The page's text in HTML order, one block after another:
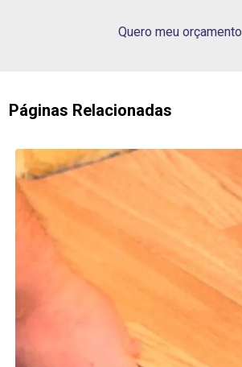
Quero meu orçamento
Páginas Relacionadas